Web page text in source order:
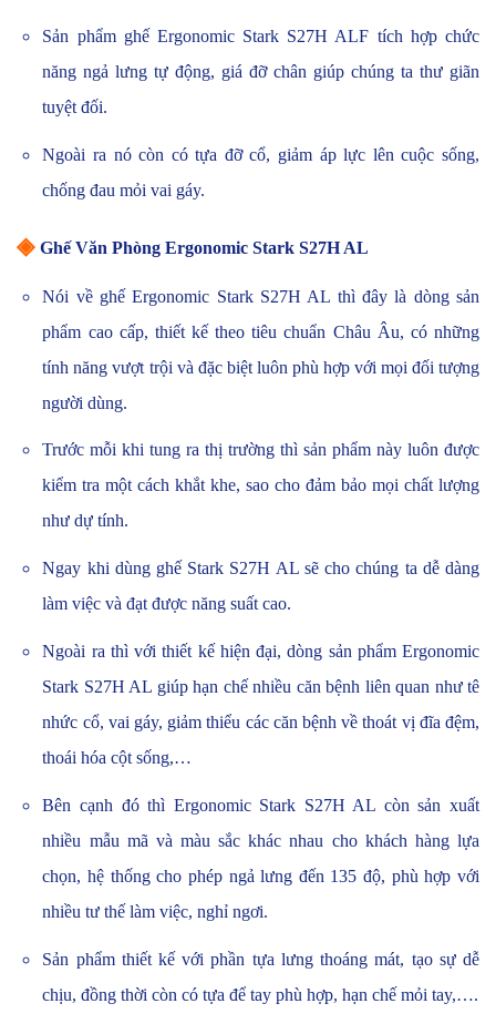
Sản phẩm ghế Ergonomic Stark S27H ALF tích hợp chức
năng ngả lưng tự động, giá đỡ chân giúp chúng ta thư giãn
tuyệt đối.
Ngoài ra nó còn có tựa đỡ cổ, giảm áp lực lên cuộc sống,
chống đau mỏi vai gáy.
◈ Ghế Văn Phòng Ergonomic Stark S27H AL
Nói về ghế Ergonomic Stark S27H AL thì đây là dòng sản
phẩm cao cấp, thiết kế theo tiêu chuẩn Châu Âu, có những
tính năng vượt trội và đặc biệt luôn phù hợp với mọi đối tượng
người dùng.
Trước mỗi khi tung ra thị trường thì sản phẩm này luôn được
kiểm tra một cách khắt khe, sao cho đảm bảo mọi chất lượng
như dự tính.
Ngay khi dùng ghế Stark S27H AL sẽ cho chúng ta dễ dàng
làm việc và đạt được năng suất cao.
Ngoài ra thì với thiết kế hiện đại, dòng sản phẩm Ergonomic
Stark S27H AL giúp hạn chế nhiều căn bệnh liên quan như tê
nhức cổ, vai gáy, giảm thiểu các căn bệnh về thoát vị đĩa đệm,
thoái hóa cột sống,…
Bên cạnh đó thì Ergonomic Stark S27H AL còn sản xuất
nhiều mẫu mã và màu sắc khác nhau cho khách hàng lựa
chọn, hệ thống cho phép ngả lưng đến 135 độ, phù hợp với
nhiều tư thế làm việc, nghỉ ngơi.
Sản phẩm thiết kế với phần tựa lưng thoáng mát, tạo sự dễ
chịu, đồng thời còn có tựa để tay phù hợp, hạn chế mỏi tay,….